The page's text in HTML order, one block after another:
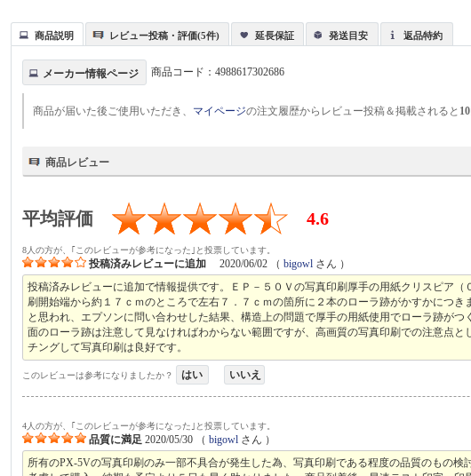
商品説明 レビュー投稿・評価(5件) 延長保証 発送目安 返品特約
メーカー情報ページ 商品コード：4988617302686
商品が届いた後ご使用いただき、 マイページの注文履歴からレビュー投稿＆掲載されると
商品レビュー
平均評価 4.6
8人の方が、｢このレビューが参考になった｣と投票しています。
投稿済みレビューに追加 2020/06/02 （bigowl さん ）
投稿済みレビューに追加で情報提供です。ＥＰ－５０Ｖの写真印刷厚手の用紙クリスピア
刷開始端から約１７ｃｍのところで左右７．７ｃｍの箇所に２本のローラ跡がかすかにつ
と思われ、エプソンに問い合わせした結果、構造上の問題で厚手の用紙使用でローラ跡が
面のローラ跡は注意して見なければわからない範囲ですが、高画質の写真印刷での注意点
チングして写真印刷は良好です。
このレビューは参考になりましたか？ はい いいえ
4人の方が、｢このレビューが参考になった｣と投票しています。
品質に満足 2020/05/30 （bigowl さん ）
所有のPX-5Vの写真印刷のみ一部不具合が発生した為、写真印刷である程度の品質のもの